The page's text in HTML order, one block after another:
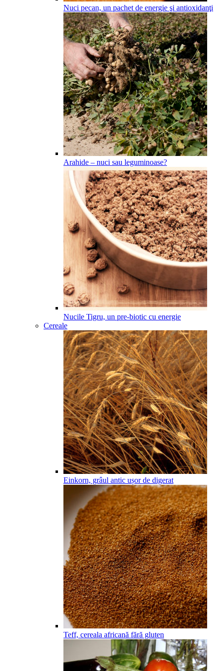
Nuci pecan, un pachet de energie şi antioxidanţi
Arahide – nuci sau leguminoase?
Nucile Tigru, un pre-biotic cu energie
Cereale
Einkorn, grâul antic ușor de digerat
Teff, cereala africană fără gluten